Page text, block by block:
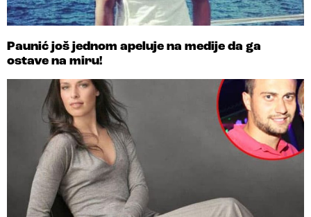
Paunić još jednom apeluje na medije da ga
ostave na miru!